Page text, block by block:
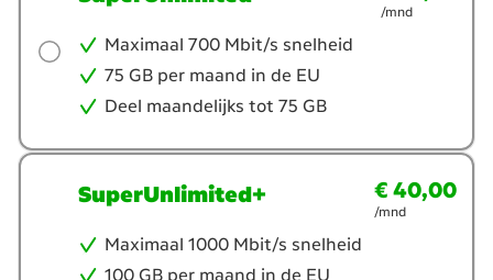
/mnd
Maximaal 700 Mbit/s snelheid
75 GB per maand in de EU
Deel maandelijks tot 75 GB
SuperUnlimited+ € 40,00
€ 40,00
per maand
/mnd
Maximaal 1000 Mbit/s snelheid
100 GB per maand in de EU